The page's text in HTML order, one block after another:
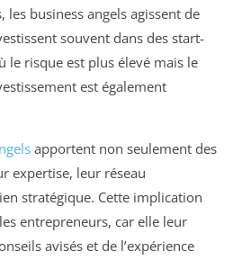
les business angels agissent de
souvent dans des start-
le risque est plus élevé mais le
est également
apportent non seulement des
expertise, leur réseau
stratégique. Cette implication
entrepreneurs, car elle leur
avisés et de l’expérience